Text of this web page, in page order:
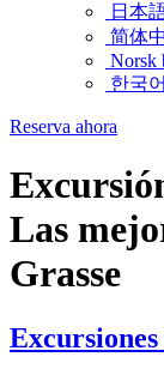
日本
简体
Norsk
한국어
Reserva ahora
Las
Grasse